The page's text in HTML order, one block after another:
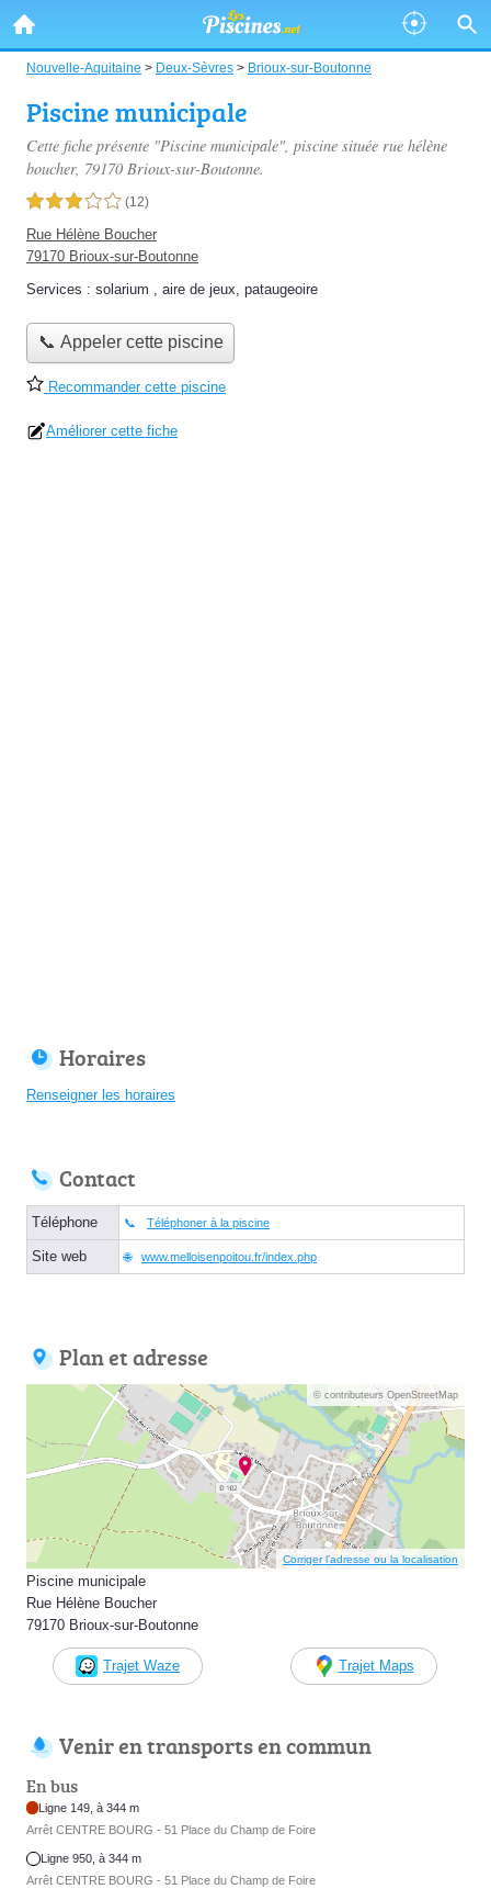
Nouvelle-Aquitaine > Deux-Sèvres > Brioux-sur-Boutonne
Piscine municipale
Cette fiche présente "Piscine municipale", piscine située rue hélène
boucher, 79170 Brioux-sur-Boutonne.
3,0 étoiles sur 5 (12)
Rue Hélène Boucher
79170 Brioux-sur-Boutonne
Services : solarium , aire de jeux, pataugeoire
📞 Appeler cette piscine
Recommander cette piscine
Améliorer cette fiche
Horaires
Renseigner les horaires
Contact
Téléphone Téléphoner à la piscine
Site web www.melloisenpoitou.fr/index.php
Plan et adresse
© contributeurs OpenStreetMap
Corriger l’adresse ou la localisation
Piscine municipale
Rue Hélène Boucher
79170 Brioux-sur-Boutonne
Trajet Waze Trajet Maps
Venir en transports en commun
En bus
Ligne 149, à 344 m
Arrêt CENTRE BOURG - 51 Place du Champ de Foire
Ligne 950, à 344 m
Arrêt CENTRE BOURG - 51 Place du Champ de Foire